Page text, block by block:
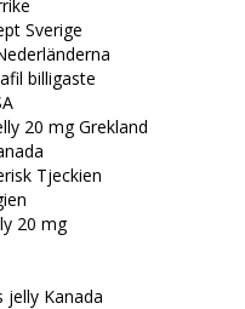
Sverige
billigaste
20 mg Grekland
Tjeckien
20 mg
jelly Kanada